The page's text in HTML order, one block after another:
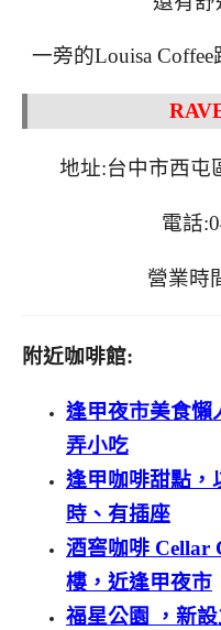
一旁的Louisa
地址:台中市西屯
電話
營業時
附近咖啡館:
逢甲夜市美食懶
弄小吃
逢甲咖啡甜點，
時、有插座
酒窖咖啡 Cellar
樓，近逢甲夜市
福星公園 ，新